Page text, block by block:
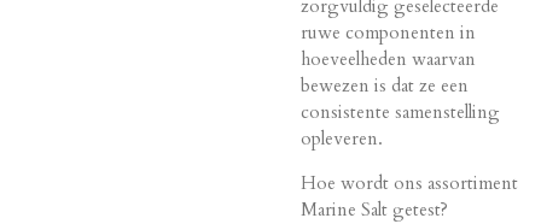
zorgvuldig geselecteerde
ruwe componenten in
hoeveelheden waarvan
bewezen is dat ze een
consistente samenstelling
opleveren.
Hoe wordt ons assortiment
Marine Salt getest?